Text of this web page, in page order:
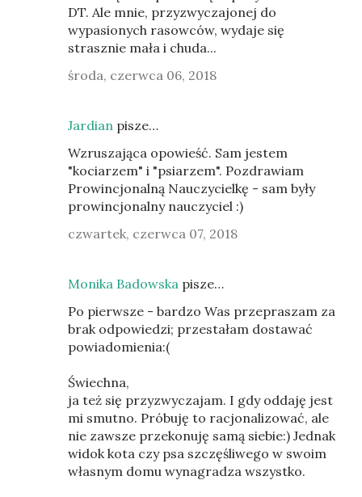
DT. Ale mnie, przyzwyczajonej do
wypasionych rasowców, wydaje się
strasznie mała i chuda...
środa, czerwca 06, 2018
Jardian pisze…
Wzruszająca opowieść. Sam jestem
"kociarzem" i "psiarzem". Pozdrawiam
Prowincjonalną Nauczycielkę - sam były
prowincjonalny nauczyciel :)
czwartek, czerwca 07, 2018
Monika Badowska pisze…
Po pierwsze - bardzo Was przepraszam za
brak odpowiedzi; przestałam dostawać
powiadomienia:(
Świechna,
ja też się przyzwyczajam. I gdy oddaję jest
mi smutno. Próbuję to racjonalizować, ale
nie zawsze przekonuję samą siebie:) Jednak
widok kota czy psa szczęśliwego w swoim
własnym domu wynagradza wszystko.